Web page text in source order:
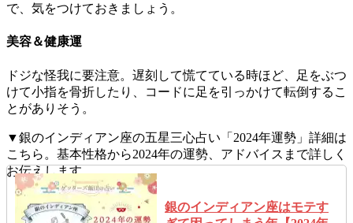
で、気をつけておきましょう。
美容＆健康運
ドジな怪我に要注意。遅刻して慌てている時ほど、足をぶつ
けて小指を骨折したり、コードに足を引っかけて転倒するこ
とがありそう。
▼銀のインディアン座の五星三心占い「2024年運勢」詳細は
こちら。基本性格から2024年の運勢、アドバイスまで詳しく
お伝えします。
銀のインディアン座はモテす